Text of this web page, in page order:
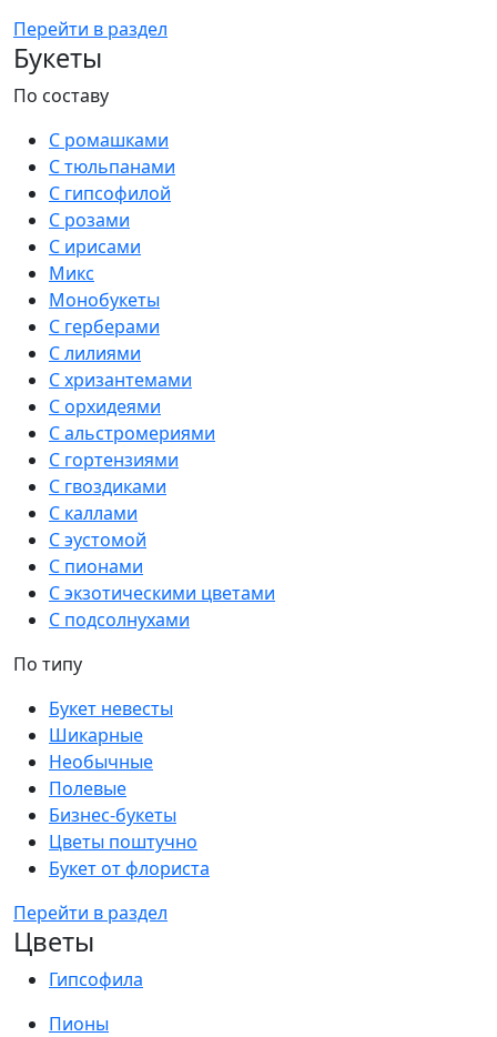
Перейти в раздел
Букеты
По составу
С ромашками
С тюльпанами
С гипсофилой
С розами
С ирисами
Микс
Монобукеты
С герберами
С лилиями
С хризантемами
С орхидеями
С альстромериями
С гортензиями
С гвоздиками
С каллами
С эустомой
С пионами
С экзотическими цветами
С подсолнухами
По типу
Букет невесты
Шикарные
Необычные
Полевые
Бизнес-букеты
Цветы поштучно
Букет от флориста
Перейти в раздел
Цветы
Гипсофила
Пионы